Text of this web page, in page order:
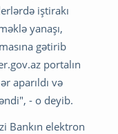
iştirakı
yanaşı,
gətirib
portalın
aparıldı və
- o deyib.
Bankın elektron